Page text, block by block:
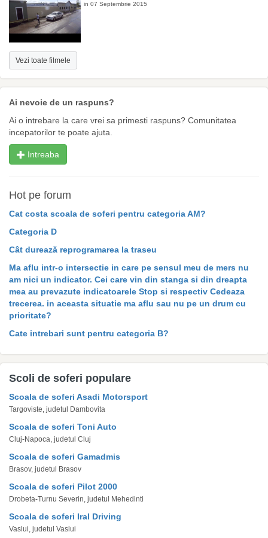
in 07 Septembrie 2015
Vezi toate filmele
Ai nevoie de un raspuns?
Ai o intrebare la care vrei sa primesti raspuns? Comunitatea
incepatorilor te poate ajuta.
Intreaba
Hot pe forum
Cat costa scoala de soferi pentru categoria AM?
Categoria D
Cât durează reprogramarea la traseu
Ma aflu intr-o intersectie in care pe sensul meu de mers nu
am nici un indicator. Cei care vin din stanga si din dreapta
mea au prevazute indicatoarele Stop si respectiv Cedeaza
trecerea. in aceasta situatie ma aflu sau nu pe un drum cu
prioritate?
Cate intrebari sunt pentru categoria B?
Scoli de soferi populare
Scoala de soferi Asadi Motorsport
Targoviste, judetul Dambovita
Scoala de soferi Toni Auto
Cluj-Napoca, judetul Cluj
Scoala de soferi Gamadmis
Brasov, judetul Brasov
Scoala de soferi Pilot 2000
Drobeta-Turnu Severin, judetul Mehedinti
Scoala de soferi Iral Driving
Vaslui, judetul Vaslui